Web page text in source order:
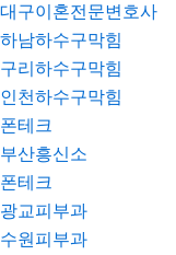
대구이혼전문변호사
하남하수구막힘
구리하수구막힘
인천하수구막힘
폰테크
부산흥신소
폰테크
광교피부과
수원피부과